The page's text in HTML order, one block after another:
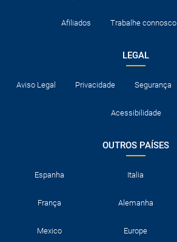
Afiliados Trabalhe connosco
LEGAL
Aviso Legal Privacidade Segurança
Acessibilidade
OUTROS PAÍSES
Espanha Italia
França Alemanha
Mexico Europe